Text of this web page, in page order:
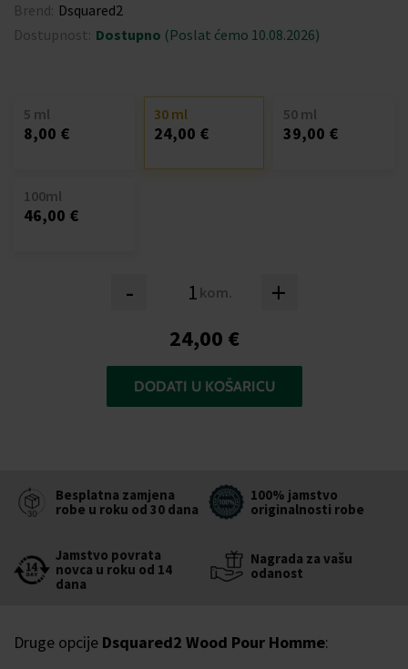
Brend: Dsquared2
Dostupnost: Dostupno (Poslat ćemo 10.08.2026)
- kom. +
5 ml
8,00 €
30 ml
24,00 €
50 ml
39,00 €
100ml
46,00 €
24,00 €
DODATI U KOŠARICU
Besplatna zamjena
robe u roku od 30 dana
100% jamstvo
originalnosti robe
Jamstvo povrata
novca u roku od 14
dana
Nagrada za vašu
odanost
Druge opcije Dsquared2 Wood Pour Homme: